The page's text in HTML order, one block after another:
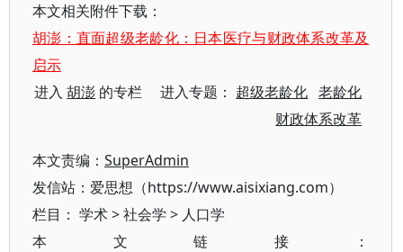
本文相关附件下载：
胡澎：直面超级老龄化：日本医疗与财政体系改革及
启示
进入胡澎 的专栏 进入专题： 超级老龄化 老龄化
财政体系改革
本文责编： SuperAdmin
发信站：爱思想（https://www.aisixiang.com）
栏目： 学术>社会学 > 人口学
本文链接：